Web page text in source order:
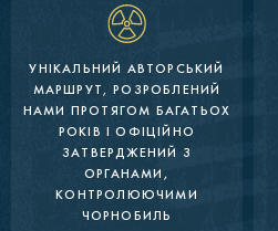
УНІКАЛЬНИЙ АВТОРСЬКИЙ
МАРШРУТ, РОЗРОБЛЕНИЙ
НАМИ ПРОТЯГОМ БАГАТЬОХ
РОКІВ І ОФІЦІЙНО
ЗАТВЕРДЖЕНИЙ З
ОРГАНАМИ,
КОНТРОЛЮЮЧИМИ
ЧОРНОБИЛЬ